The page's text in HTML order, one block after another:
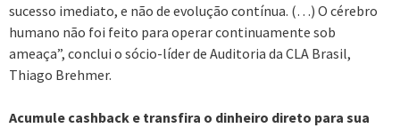
sucesso imediato, e não de evolução contínua. (…) O cérebro
humano não foi feito para operar continuamente sob
ameaça”, conclui o sócio-líder de Auditoria da CLA Brasil,
Thiago Brehmer.
Acumule cashback e transfira o dinheiro direto para sua